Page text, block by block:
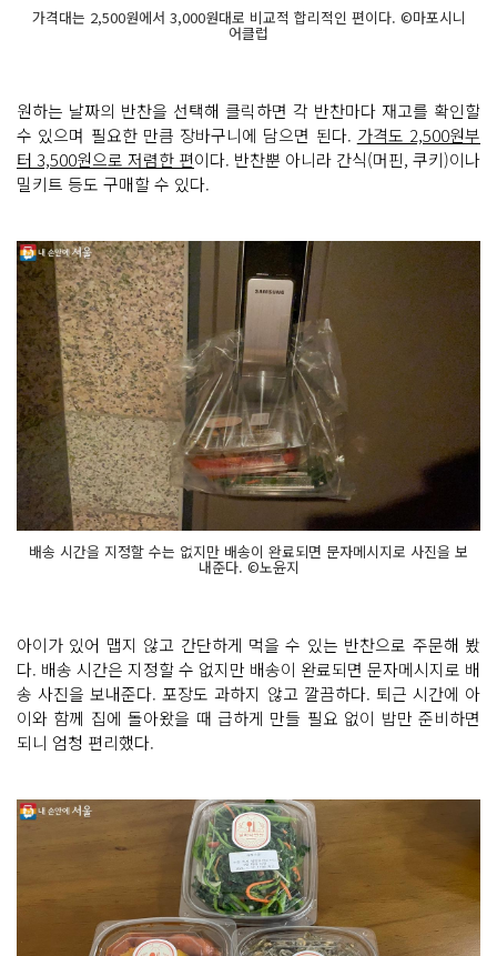
가격대는 2,500원에서 3,000원대로 비교적 합리적인 편이다. ©마포시니
어클럽
원하는 날짜의 반찬을 선택해 클릭하면 각 반찬마다 재고를 확인할
수 있으며 필요한 만큼 장바구니에 담으면 된다. 가격도 2,500원부
터 3,500원으로 저렴한 편이다. 반찬뿐 아니라 간식(머핀, 쿠키)이나
밀키트 등도 구매할 수 있다.
배송 시간을 지정할 수는 없지만 배송이 완료되면 문자메시지로 사진을 보
내준다. ©노윤지
아이가 있어 맵지 않고 간단하게 먹을 수 있는 반찬으로 주문해 봤
다. 배송 시간은 지정할 수 없지만 배송이 완료되면 문자메시지로 배
송 사진을 보내준다. 포장도 과하지 않고 깔끔하다. 퇴근 시간에 아
이와 함께 집에 돌아왔을 때 급하게 만들 필요 없이 밥만 준비하면
되니 엄청 편리했다.